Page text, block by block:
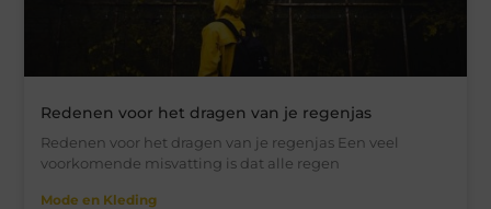
Redenen voor het dragen van je regenjas
Redenen voor het dragen van je regenjas Een veel
voorkomende misvatting is dat alle regen
Mode en Kleding